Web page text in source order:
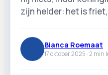
zijn helder: het is
Bianca Roemaat
17 oktober 2025 ·2 min